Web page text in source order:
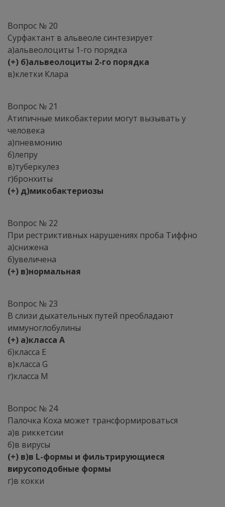
Вопрос № 20
Сурфактант в альвеоле синтезирует
а)альвеолоциты 1-го порядка
(+) б)альвеолоциты 2-го порядка
в)клетки Клара
Вопрос № 21
Атипичные микобактерии могут вызывать у
человека
а)пневмонию
б)лепру
в)туберкулез
г)бронхиты
(+) д)микобактериозы
Вопрос № 22
При рестриктивных нарушениях проба Тиффно
а)снижена
б)увеличена
(+) в)нормальная
Вопрос № 23
В слизи дыхательных путей преобладают
иммуноглобулины
(+) а)класса A
б)класса E
в)класса G
г)класса M
Вопрос № 24
Палочка Коха может трансформироваться
а)в риккетсии
б)в вирусы
(+) в)в L-формы и фильтрирующиеся
вирусоподобные формы
г)в кокки